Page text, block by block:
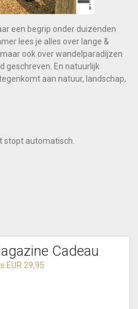
een begrip onder duizenden
lees je alles over lange &
ook over wandelparadijzen
geschreven. En natuurlijk
aan natuur, landschap,
stopt automatisch.
Cadeau
EUR 29,95